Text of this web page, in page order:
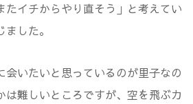
たイチからやり直そう」と考えてい
した。
会いたいと思っているのが里子なの
は難しいところですが、空を飛ぶカ